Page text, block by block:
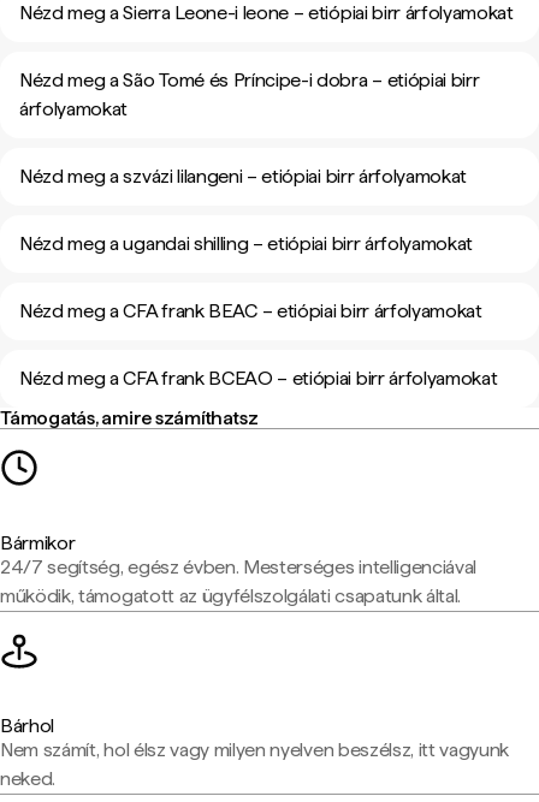
Nézd meg a Sierra Leone-i leone – etiópiai birr árfolyamokat
Nézd meg a São Tomé és Príncipe-i dobra – etiópiai birr
árfolyamokat
Nézd meg a szvázi lilangeni – etiópiai birr árfolyamokat
Nézd meg a ugandai shilling – etiópiai birr árfolyamokat
Nézd meg a CFA frank BEAC – etiópiai birr árfolyamokat
Nézd meg a CFA frank BCEAO – etiópiai birr árfolyamokat
Támogatás, amire számíthatsz
Bármikor
24/7 segítség, egész évben. Mesterséges intelligenciával
működik, támogatott az ügyfélszolgálati csapatunk által.
Bárhol
Nem számít, hol élsz vagy milyen nyelven beszélsz, itt vagyunk
neked.